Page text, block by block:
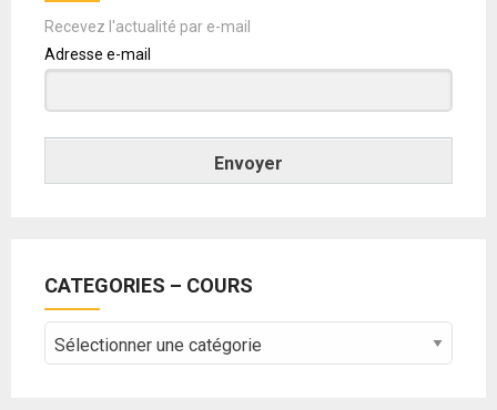
Recevez l'actualité par e-mail
Adresse e-mail
Envoyer
CATEGORIES – COURS
–